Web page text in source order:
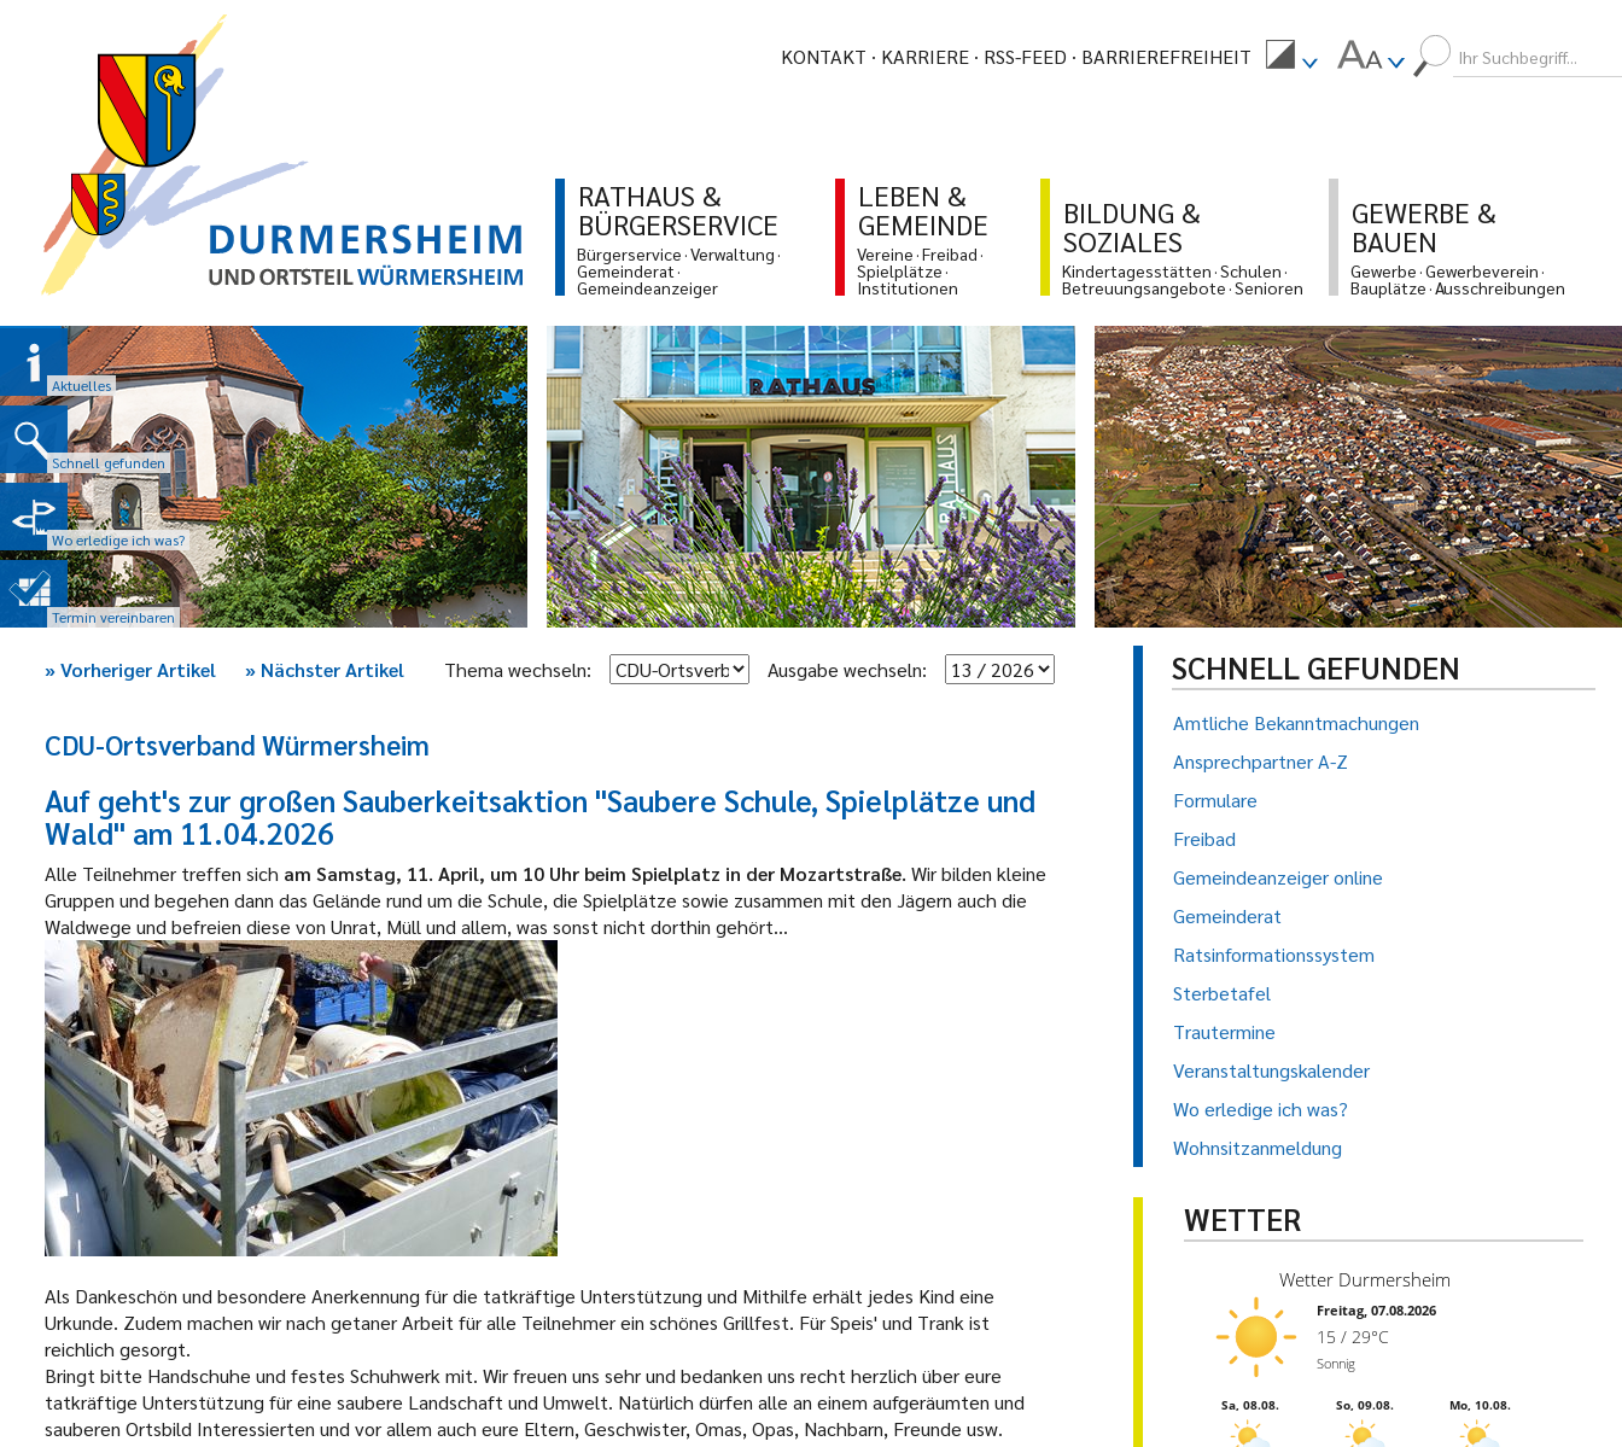
KONTAKT KARRIERE RSS-FEED BARRIEREFREIHEIT
RATHAUS &
BÜRGERSERVICE
Bürgerservice Verwaltung
Gemeinderat
Gemeindeanzeiger
LEBEN &
GEMEINDE
Vereine Freibad
Spielplätze
Institutionen
BILDUNG &
SOZIALES
Kindertagesstätten Schulen
Betreuungsangebote Senioren
GEWERBE &
BAUEN
Gewerbe Gewerbeverein
Bauplätze Ausschreibungen
Aktuelles
Schnell gefunden
Wo erledige ich was?
Termin vereinbaren
»Vorheriger Artikel » Nächster Artikel Thema wechseln: Ausgabe wechseln:
CDU-Ortsverband Würmersheim
Auf geht's zur großen Sauberkeitsaktion "Saubere Schule, Spielplätze und
Wald" am 11.04.2026
Alle Teilnehmer treffen sich am Samstag, 11. April, um 10 Uhr beim Spielplatz in der Mozartstraße. Wir bilden kleine
Gruppen und begehen dann das Gelände rund um die Schule, die Spielplätze sowie zusammen mit den Jägern auch die
Waldwege und befreien diese von Unrat, Müll und allem, was sonst nicht dorthin gehört...
Als Dankeschön und besondere Anerkennung für die tatkräftige Unterstützung und Mithilfe erhält jedes Kind eine
Urkunde. Zudem machen wir nach getaner Arbeit für alle Teilnehmer ein schönes Grillfest. Für Speis' und Trank ist
reichlich gesorgt.
Bringt bitte Handschuhe und festes Schuhwerk mit. Wir freuen uns sehr und bedanken uns recht herzlich über eure
tatkräftige Unterstützung für eine saubere Landschaft und Umwelt. Natürlich dürfen alle an einem aufgeräumten und
sauberen Ortsbild Interessierten und vor allem auch eure Eltern, Geschwister, Omas, Opas, Nachbarn, Freunde usw.
SCHNELL GEFUNDEN
Amtliche Bekanntmachungen
Ansprechpartner A-Z
Formulare
Freibad
Gemeindeanzeiger online
Gemeinderat
Ratsinformationssystem
Sterbetafel
Trautermine
Veranstaltungskalender
Wo erledige ich was?
Wohnsitzanmeldung
WETTER
Wetter Durmersheim
Freitag, 07.08.2026
15 / 29°C
Sonnig
Sa, 08.08. So, 09.08. Mo, 10.08.